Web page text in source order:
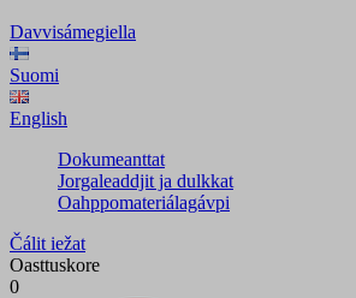
Davvisámegiella
Suomi
English
Dokumeanttat
Jorgaleaddjit ja dulkkat
Oahppomateriálagávpi
Čálit iežat
Oasttuskore
0